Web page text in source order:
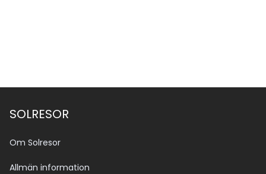
SOLRESOR
Om Solresor
Allmän information